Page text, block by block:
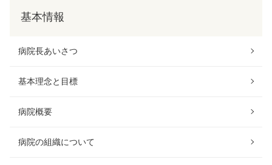
基本情報
病院長あいさつ
基本理念と目標
病院概要
病院の組織について